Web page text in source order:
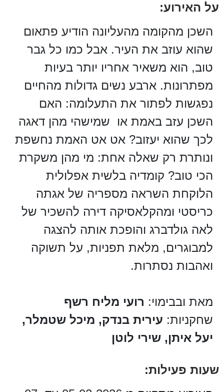
על האירוע:
השכן מהקומה מהעליונה הודיע פתאום
שהוא עוזב את העיר. אבל כמו כל גבר
טוב, הוא משאיר אחריו יותר בעיות
מפתרונות. ארבע נשים גדולות מהחיים
נפגשות לפתור את התעלומה: האם
השכן עזב באמת או שמישהי מהן דאגה
לכך שהוא יעזוב? אט אט האמת נחשפת
ונותרת רק שאלה אחת: מי מהן משקרת
הכי טוב? קומדיה בלשית אפלולית
הלוקחת השראה מספריה של אגתה
כריסטי ומהקלאסיקה דירה להשכיר של
לאה גולדברג והופכת אותה להצגה
למבוגרים, מלאת תפניות, על תשוקה
ואהבות נסתרות.
מאת ובבימוי: רועי מליח רשף
שחקניות: עירית בנדק, מיכל שטמלר,
יעל איתן, שירי לוטן
שעות פעילות: